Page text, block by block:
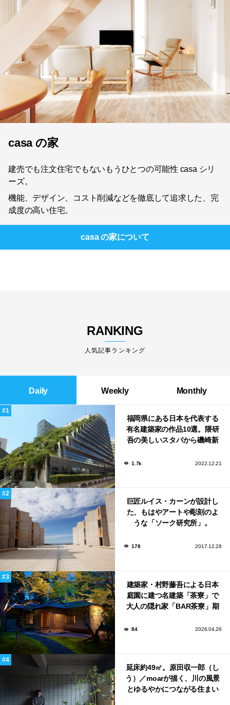
casa の家
建売でも注文住宅でもないもうひとつの可能性 casa シリ
ーズ。
機能、デザイン、コスト削減などを徹底して追求した、完
成度の高い住宅。
casa の家について
RANKING
人気記事ランキング
Daily Weekly Monthly
福岡県にある日本を代表する
有名建築家の作品10選。隈研
吾の美しいスタバから磯崎新
1.7k 2022.12.21
巨匠ルイス・カーンが設計し
た、もはやアートや彫刻のよ
うな「ソーク研究所」。
178 2017.12.28
建築家・村野藤吾による日本
庭園に建つ名建築「茶寮」で
大人の隠れ家「BAR茶寮」期
84 2026.04.26
延床約49㎡。原田収一郎（し
う）／moarが描く、川の風景
とゆるやかにつながる住まい